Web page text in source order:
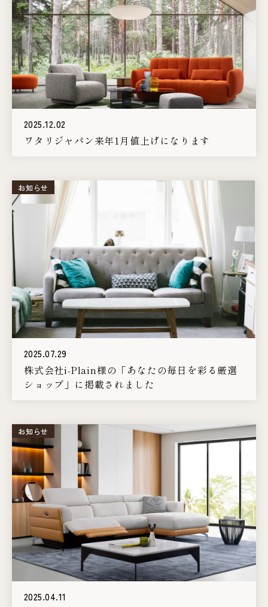
2025.12.02
ワタリジャパン来年1月値上げになります
お知らせ
2025.07.29
株式会社i-Plain様の「あなたの毎日を彩る厳選
ショップ」に掲載されました
お知らせ
2025.04.11